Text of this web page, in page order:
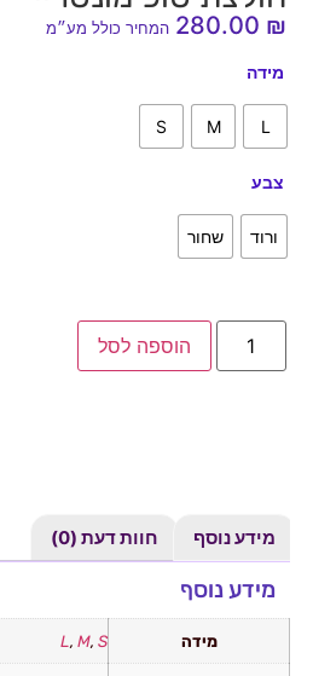
280.00 ₪ המחיר כולל מע״מ
מידה
L
M
S
צבע
ורוד שחור
הוספה לסל
מידע נוסף חוות דעת (0)
מידע נוסף
מידה L, M, S